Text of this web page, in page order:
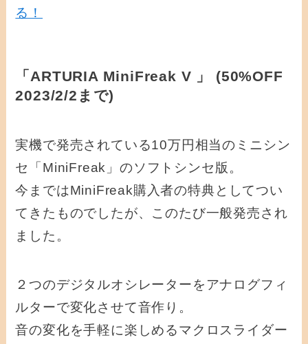
る！
「ARTURIA MiniFreak V 」 (50%OFF
2023/2/2まで)
実機で発売されている10万円相当のミニシン
セ「MiniFreak」のソフトシンセ版。
今まではMiniFreak購入者の特典としてつい
てきたものでしたが、このたび一般発売され
ました。
２つのデジタルオシレーターをアナログフィ
ルターで変化させて音作り。
音の変化を手軽に楽しめるマクロスライダー